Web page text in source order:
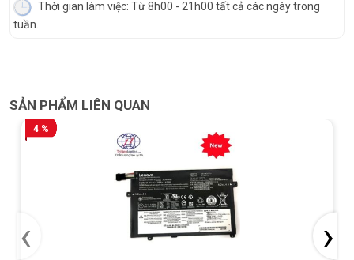
Thời gian làm việc: Từ 8h00 - 21h00 tất cả các ngày trong
tuần.
SẢN PHẨM LIÊN QUAN
4 %
‹ ›